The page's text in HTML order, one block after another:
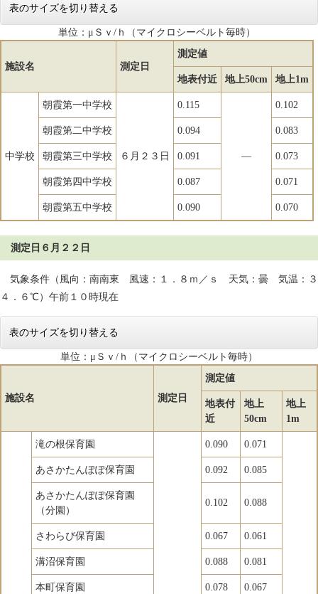
表のサイズを切り替える
単位：μＳｖ/ｈ（マイクロシーベルト毎時）
施設名 測定日
測定値
地表付近 地上50cm 地上1m
中学校
朝霞第一中学校
６月２３日
0.115
―
0.102
朝霞第二中学校 0.094 0.083
朝霞第三中学校 0.091 0.073
朝霞第四中学校 0.087 0.071
朝霞第五中学校 0.090 0.070
測定日６月２２日
気象条件（風向：南南東 風速：１．８ｍ／ｓ 天気：曇 気温：３
４．６℃）午前１０時現在
表のサイズを切り替える
単位：μＳｖ/ｈ（マイクロシーベルト毎時）
施設名 測定日
測定値
地表付
近
地上
50cm
地上
1m
滝の根保育園 0.090 0.071
あさかたんぽぽ保育園 0.092 0.085
あさかたんぽぽ保育園
（分園）
0.102 0.088
さわらび保育園 0.067 0.061
溝沼保育園 0.088 0.081
本町保育園 0.078 0.067